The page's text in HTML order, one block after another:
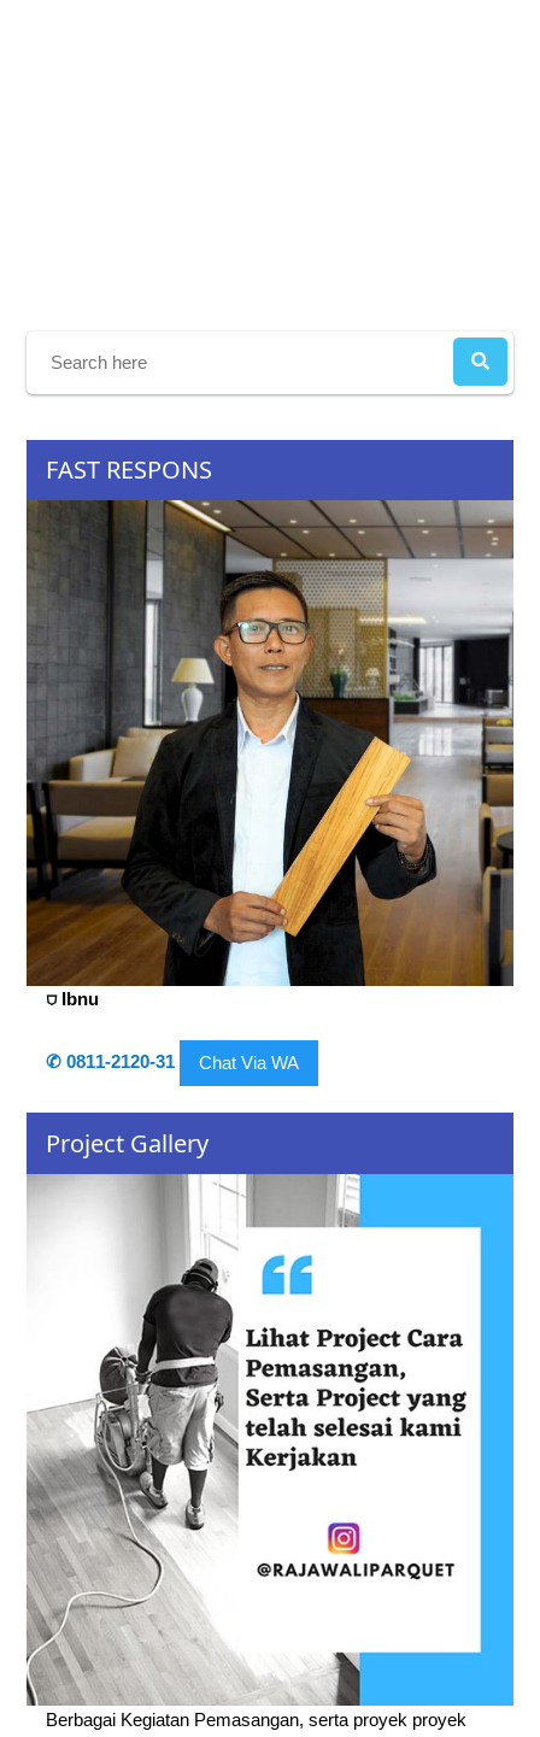
FAST RESPONS
⛉ Ibnu
✆ 0811-2120-31 Chat Via WA
Project Gallery
Berbagai Kegiatan Pemasangan, serta proyek proyek